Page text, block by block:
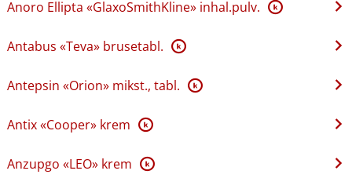
Anoro Ellipta «GlaxoSmithKline» inhal.pulv. K
Antabus «Teva» brusetabl. K
Antepsin «Orion» mikst., tabl. K
Antix «Cooper» krem K
Anzupgo «LEO» krem K